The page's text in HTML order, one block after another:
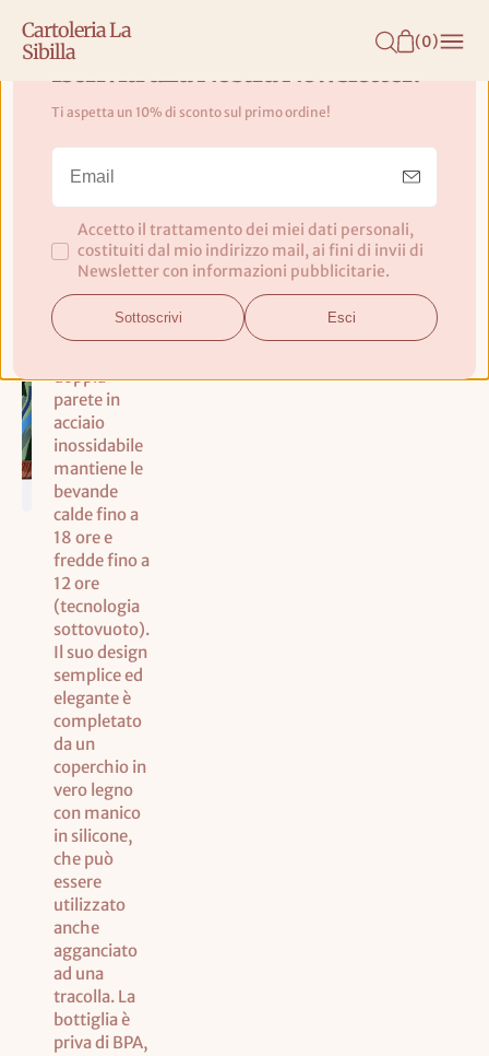
Cartoleria La
Sibilla
(0)
Borraccia Bioloco Loop Wind in
the Grass - Chic.Mic
La bottiglia
in acciaio
Bioloco di
alta qualità
doppia
parete in
acciaio
inossidabile
mantiene le
bevande
calde fino a
18 ore e
fredde fino a
12 ore
(tecnologia
sottovuoto).
Il suo design
semplice ed
elegante è
completato
da un
coperchio in
vero legno
con manico
in silicone,
che può
essere
utilizzato
anche
agganciato
ad una
tracolla. La
bottiglia è
priva di BPA,
Iscriviti alla Nostra Newsletter!
Ti aspetta un 10% di sconto sul primo ordine!
Accetto il trattamento dei miei dati personali,
costituiti dal mio indirizzo mail, ai fini di invii di
Newsletter con informazioni pubblicitarie.
Sottoscrivi Esci